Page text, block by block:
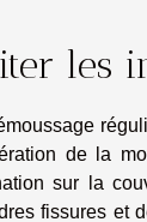
les
de la
sur la
fissures et